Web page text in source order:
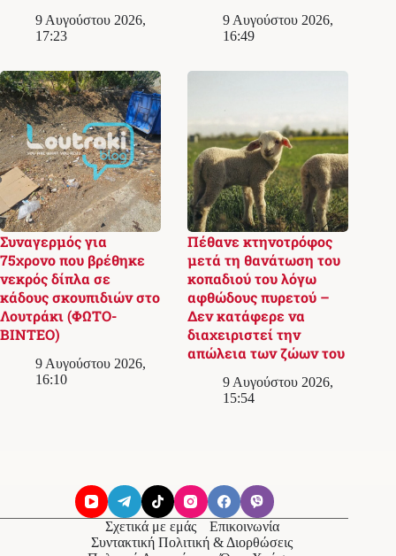
9 Αυγούστου 2026,
17:23
9 Αυγούστου 2026,
16:49
Συναγερμός για
75χρονο που βρέθηκε
νεκρός δίπλα σε
κάδους σκουπιδιών στο
Λουτράκι (ΦΩΤΟ-
ΒΙΝΤΕΟ)
9 Αυγούστου 2026,
16:10
Πέθανε κτηνοτρόφος
μετά τη θανάτωση του
κοπαδιού του λόγω
αφθώδους πυρετού –
Δεν κατάφερε να
διαχειριστεί την
απώλεια των ζώων του
9 Αυγούστου 2026,
15:54
Σχετικά με εμάς
Επικοινωνία
Συντακτική Πολιτική & Διορθώσεις